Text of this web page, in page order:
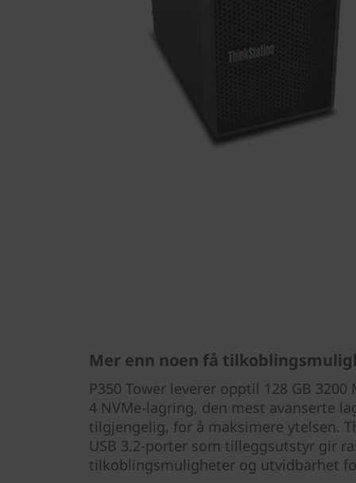
Mer enn noen få
P350 Tower leverer opptil 128 GB 3200
4 NVMe-lagring, den mest avanserte
tilgjengelig, for å maksimere ytelsen.
USB 3.2-porter som tilleggsutstyr gir
tilkoblingsmuligheter og utvidbarhet